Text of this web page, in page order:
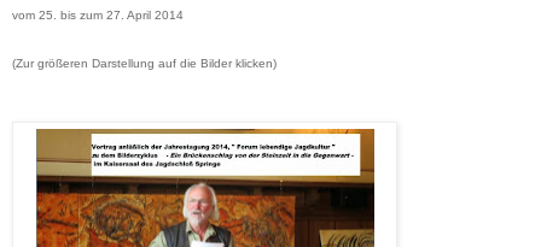
vom 25. bis zum 27. April 2014
(Zur größeren Darstellung auf die Bilder klicken)